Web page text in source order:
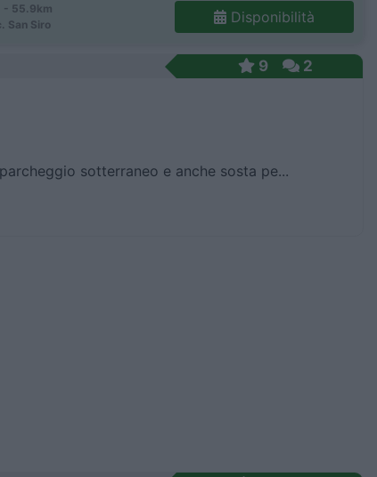
- 55.9km
San Siro
Disponibilità
9 2
sotterraneo e anche sosta pe...